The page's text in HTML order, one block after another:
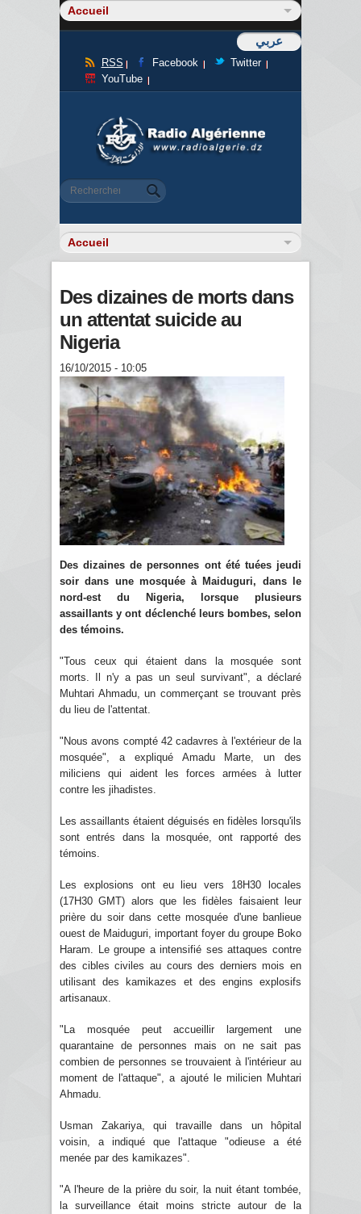
عربي
RSS Facebook
Twitter
YouTube
Formulaire de recherche
Rechercher
Des dizaines de morts dans
un attentat suicide au
Nigeria
16/10/2015 - 10:05
Des dizaines de personnes ont été tuées jeudi
soir dans une mosquée à Maiduguri, dans le
nord-est du Nigeria, lorsque plusieurs
assaillants y ont déclenché leurs bombes, selon
des témoins.
"Tous ceux qui étaient dans la mosquée sont
morts. Il n'y a pas un seul survivant", a déclaré
Muhtari Ahmadu, un commerçant se trouvant près
du lieu de l'attentat.
"Nous avons compté 42 cadavres à l'extérieur de la
mosquée", a expliqué Amadu Marte, un des
miliciens qui aident les forces armées à lutter
contre les jihadistes.
Les assaillants étaient déguisés en fidèles lorsqu'ils
sont entrés dans la mosquée, ont rapporté des
témoins.
Les explosions ont eu lieu vers 18H30 locales
(17H30 GMT) alors que les fidèles faisaient leur
prière du soir dans cette mosquée d'une banlieue
ouest de Maiduguri, important foyer du groupe Boko
Haram. Le groupe a intensifié ses attaques contre
des cibles civiles au cours des derniers mois en
utilisant des kamikazes et des engins explosifs
artisanaux.
"La mosquée peut accueillir largement une
quarantaine de personnes mais on ne sait pas
combien de personnes se trouvaient à l'intérieur au
moment de l'attaque", a ajouté le milicien Muhtari
Ahmadu.
Usman Zakariya, qui travaille dans un hôpital
voisin, a indiqué que l'attaque "odieuse a été
menée par des kamikazes".
"A l'heure de la prière du soir, la nuit étant tombée,
la surveillance était moins stricte autour de la